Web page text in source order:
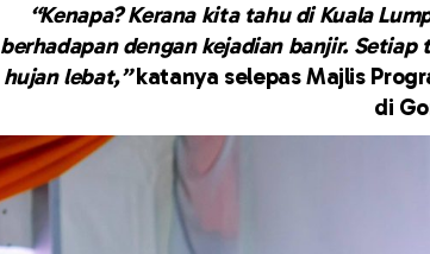
“Kenapa? Kerana kita tahu di Kuala
berhadapan dengan kejadian banjir.
hujan lebat,”katanya selepas Majlis
di